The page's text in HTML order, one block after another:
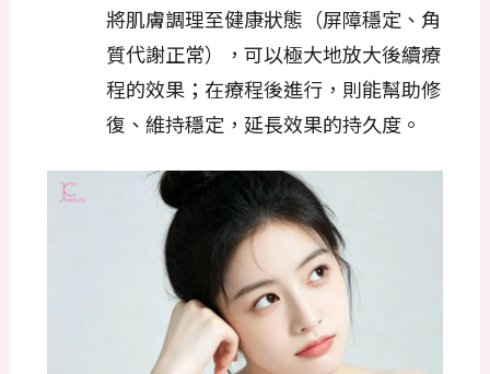
將肌膚調理至健康狀態（屏障穩定、角
質代謝正常），可以極大地放大後續療
程的效果；在療程後進行，則能幫助修
復、維持穩定，延長效果的持久度。